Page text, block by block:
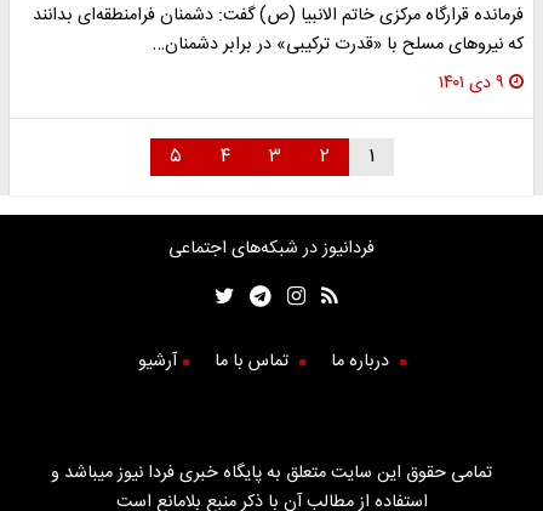
فرمانده قرارگاه مرکزی خاتم الانبیا (ص) گفت: دشمنان فرامنطقه‌ای بدانند
که نیروهای مسلح با «قدرت ترکیبی» در برابر دشمنان…
۹ دی ۱۴۰۱
۱ ۲ ۳ ۴ ۵
فردانیوز در شبکه‌های اجتماعی
درباره ما تماس با ما آرشیو
تمامی حقوق این سایت متعلق به پایگاه خبری فردا نیوز میباشد و
استفاده از مطالب آن با ذکر منبع بلامانع است